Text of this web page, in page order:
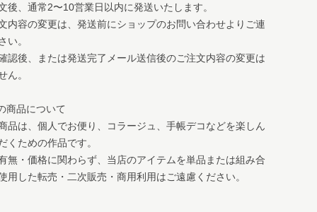
後、通常2〜10営業日以内に発送いたします。
内容の変更は、発送前にショップのお問い合わせよりご連
い。
認後、または発送完了メール送信後のご注文内容の変更は
ん。
商品について
品は、個人でお便り、コラージュ、手帳デコなどを楽しん
くための作品です。
無・価格に関わらず、当店のアイテムを単品または組み合
用した転売・二次販売・商用利用はご遠慮ください。